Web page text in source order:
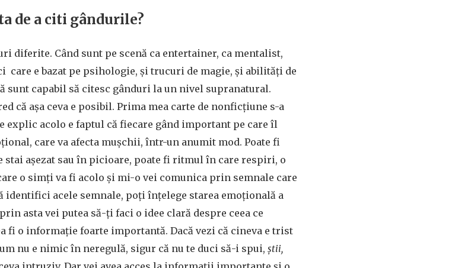
de a citi gândurile?
diferite. Când sunt pe scenă ca entertainer, ca mentalist,
care e bazat pe psihologie, și trucuri de magie, și abilități de
sunt capabil să citesc gânduri la un nivel supranatural.
că așa ceva e posibil. Prima mea carte de nonficțiune s-a
explic acolo e faptul că fiecare gând important pe care îl
care va afecta mușchii, într-un anumit mod. Poate fi
stai așezat sau în picioare, poate fi ritmul în care respiri, o
o simți va fi acolo și mi-o vei comunica prin semnale care
identifici acele semnale, poți înțelege starea emoțională a
asta vei putea să-ți faci o idee clară despre ceea ce
fi o informație foarte importantă. Dacă vezi că cineva e trist
nu e nimic în neregulă, sigur că nu te duci să-i spui, știi,